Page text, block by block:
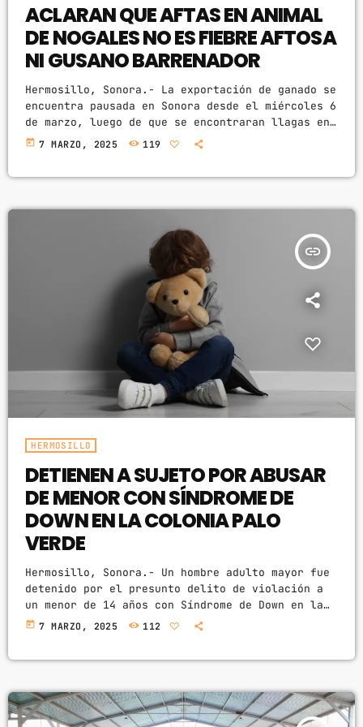
CHART
1 SUNSHINE
TOMMY BLUES
2 SUPER NATURAL
JAMIE TOCK add_shopping_cart
3 INTO THE SKY add_shopping_cart
ACLARAN QUE AFTAS EN ANIMAL
DE NOGALES NO ES FIEBRE AFTOSA
NI GUSANO BARRENADOR
Hermosillo, Sonora.- La exportación de ganado se
encuentra pausada en Sonora desde el miércoles 6
de marzo, luego de que se encontraran llagas en
un becerro en Nogales, informó Juan González. El
today 7 MARZO, 2025 119
insert_link
HERMOSILLO
DETIENEN A SUJETO POR ABUSAR
DE MENOR CON SÍNDROME DE
DOWN EN LA COLONIA PALO
VERDE
Hermosillo, Sonora.- Un hombre adulto mayor fue
detenido por el presunto delito de violación a
un menor de 14 años con Síndrome de Down en la
colonia Palo Verde en Hermosillo. Fue a las
quien dio aviso […]
today 7 MARZO, 2025 112